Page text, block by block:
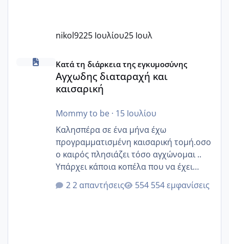
nikol9225 Ιουλίου25 Ιουλ
Αγχωδης διαταραχή και καισαρική
Κατά τη διάρκεια της εγκυμοσύνης
Αγχωδης διαταραχή και
καισαρική
Mommy to be· 15 Ιουλίου
Καλησπέρα σε ένα μήνα έχω
προγραμματισμένη καισαρική τομή.οσο
ο καιρός πλησιάζει τόσο αγχώνομαι ..
Υπάρχει κάποια κοπέλα που να έχει
παρόμοιο ιστορικό να μας πει την
εμπειρία της;Να σημειώσω είναι η
2 απαντήσεις 554 εμφανίσεις